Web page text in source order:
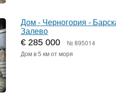
Дом - Черногория -
Залево
€ 285 000 № 895014
Дом в 5 км от моря